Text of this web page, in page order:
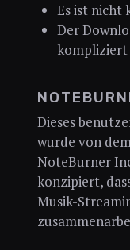
Es ist nicht
Der
kompliziert
Dieses
wurde von
NoteBurner
konzipiert,
Musik-